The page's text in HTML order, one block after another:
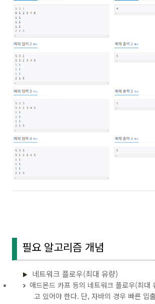
필요 알고리즘 개념
네트워크 플로우(최대 유량)
애드몬드 카프 등의 네트워크 플로우(최대
고 있어야 한다. 단, 자바의 경우 빠른 입